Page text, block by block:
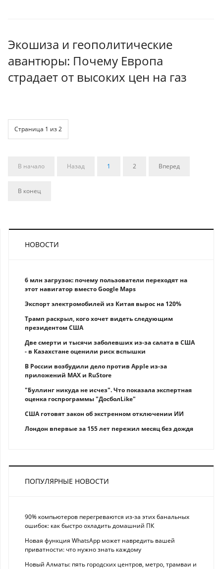
Экошиза и геополитические
авантюры: Почему Европа
страдает от высоких цен на газ
Страница 1 из 2
В начало Назад 1 2 Вперед
В конец
НОВОСТИ
6 млн загрузок: почему пользователи переходят на
этот навигатор вместо Google Maps
Экспорт электромобилей из Китая вырос на 120%
Трамп раскрыл, кого хочет видеть следующим
президентом США
Две смерти и тысячи заболевших из-за салата в США
- в Казахстане оценили риск вспышки
В России возбудили дело против Apple из-за
приложений MAX и RuStore
"Буллинг никуда не исчез". Что показала экспертная
оценка госпрограммы "ДосболLike"
США готовят закон об экстренном отключении ИИ
Лондон впервые за 155 лет пережил месяц без дождя
ПОПУЛЯРНЫЕ НОВОСТИ
90% компьютеров перегреваются из-за этих банальных
ошибок: как быстро охладить домашний ПК
Новая функция WhatsApp может навредить вашей
приватности: что нужно знать каждому
Новый Алматы: пять городских центров, метро, трамваи и